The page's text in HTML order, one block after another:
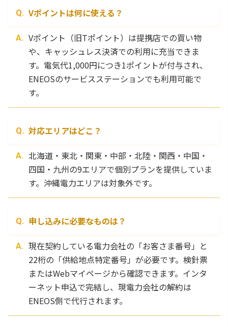
Vポイントは何に使える？
Vポイント（旧Tポイント）は提携店での買い物
や、キャッシュレス決済での利用に充当できま
す。電気代1,000円につき1ポイントが付与され、
ENEOSのサービスステーションでも利用可能で
す。
対応エリアはどこ？
北海道・東北・関東・中部・北陸・関西・中国・
四国・九州の9エリアで個別プランを提供していま
す。沖縄電力エリアは対象外です。
申し込みに必要なものは？
現在契約している電力会社の「お客さま番号」と
22桁の「供給地点特定番号」が必要です。検針票
またはWebマイページから確認できます。インタ
ーネット申込で完結し、現電力会社の解約は
ENEOS側で代行されます。